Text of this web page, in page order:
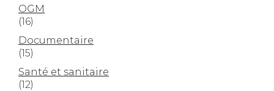
OGM
(16)
Documentaire
(15)
Santé et sanitaire
(12)